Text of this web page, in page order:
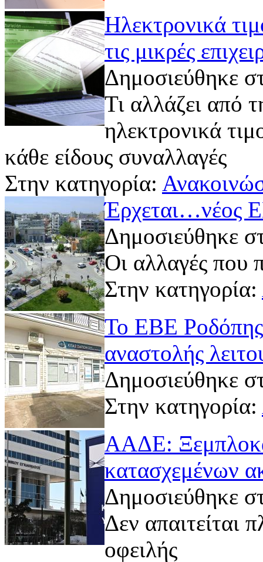
Ηλεκτρονικά
τις μικρές
Δημοσιεύθηκε
Τι αλλάζει από
ηλεκτρονικά
κάθε είδους συναλλαγές
Στην κατηγορία:
Έρχεται…νέος
Δημοσιεύθηκε
Οι αλλαγές που
Στην κατηγορία:
Το ΕΒΕ Ροδόπης
αναστολής
Δημοσιεύθηκε
Στην κατηγορία:
ΑΑΔΕ:
κατασχεμένων
Δημοσιεύθηκε
Δεν απαιτείται
οφειλής